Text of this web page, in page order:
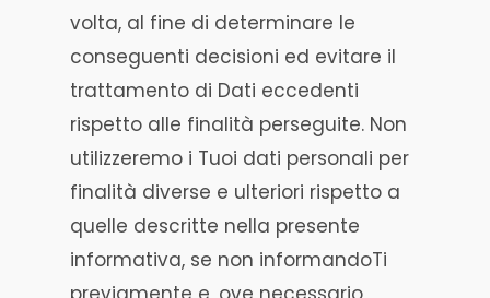
volta, al fine di determinare le
conseguenti decisioni ed evitare il
trattamento di Dati eccedenti
rispetto alle finalità perseguite. Non
utilizzeremo i Tuoi dati personali per
finalità diverse e ulteriori rispetto a
quelle descritte nella presente
informativa, se non informandoTi